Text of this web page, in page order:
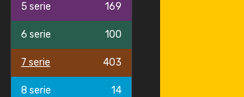
5 serie 169
6 serie 100
7 serie 403
8 serie 14